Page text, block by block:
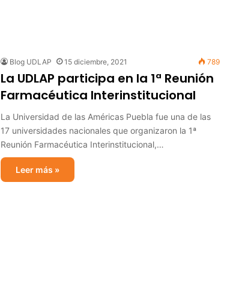
Blog UDLAP 15 diciembre, 2021 789
La UDLAP participa en la 1ª Reunión
Farmacéutica Interinstitucional
La Universidad de las Américas Puebla fue una de las
17 universidades nacionales que organizaron la 1ª
Reunión Farmacéutica Interinstitucional,…
Leer más »